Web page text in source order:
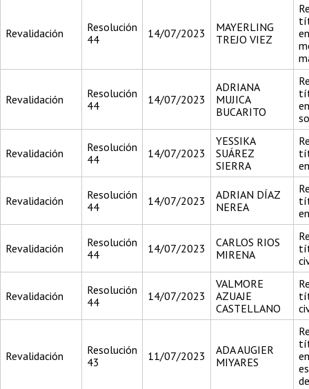
Revalidación
Resolución
44
14/07/2023
MAYERLING
TREJO VIEZ
Revalidación
Resolución
44
14/07/2023
ADRIANA
MUJICA
BUCARITO
Revalidación
Resolución
44
14/07/2023
YESSIKA
SUÁREZ
SIERRA
Revalidación
Resolución
44
14/07/2023
ADRIAN DÍAZ
NEREA
Revalidación
Resolución
44
14/07/2023
CARLOS RIOS
MIRENA
Revalidación
Resolución
44
14/07/2023
VALMORE
AZUAJE
CASTELLANO
Revalidación
Resolución
43
11/07/2023
ADA AUGIER
MIYARES